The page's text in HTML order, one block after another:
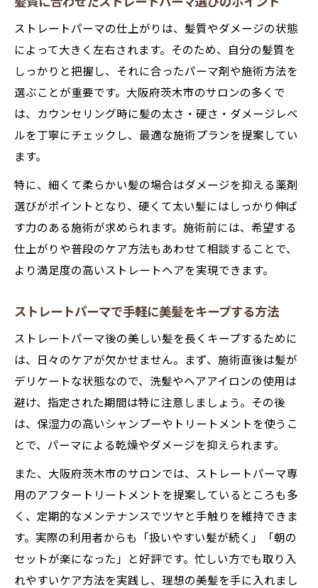
忙しい朝でも簡単に決まるストレートパー
マの魅力
ストレートパーマで朝のセットが楽になる
理由
ストレートパーマ後におすすめのスタイリ
ストレートパーマの仕上がりは、髪質やダメージの状態
によって大きく左右されます。そのため、自分の髪質を
しっかりと把握し、それに合ったパーマ剤や施術方法を
選ぶことが重要です。大阪府茨木市のサロンの多くで
は、カウンセリング時に髪の太さ・硬さ・ダメージレベ
ルを丁寧にチェックし、最適な施術プランを提案してい
ます。
特に、細くて柔らかい髪の場合はダメージを抑える薬剤
選びがポイントとなり、硬くて太い髪にはしっかり伸ば
す力のある施術が求められます。施術前には、希望する
仕上がりや普段のケア方法もあわせて相談することで、
より満足度の高いストレートヘアを実現できます。
ストレートパーマで手軽に美髪をキープする方法
ストレートパーマ後の美しい髪を長くキープするために
は、日々のケアが欠かせません。まず、施術直後は髪が
デリケートな状態なので、洗髪やヘアアイロンの使用は
避け、指定された期間は特に注意しましょう。その後
は、保湿力の高いシャンプーやトリートメントを使うこ
とで、パーマによる乾燥やダメージを抑えられます。
また、大阪府茨木市のサロンでは、ストレートパーマ専
用のアフタートリートメントを提案しているところも多
く、定期的なメンテナンスでツヤと手触りを維持できま
す。実際の利用者からも「扱いやすい髪が続く」「朝の
セットが楽になった」と好評です。忙しい方でも取り入
れやすいケア方法を実践し、理想の美髪を手に入れまし